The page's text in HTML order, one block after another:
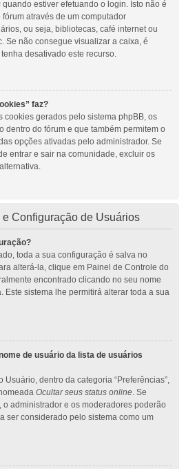
quando estiver efetuando o login. Isto não é
através de um computador
ou seja, bibliotecas, café internet ou
Se não consegue visualizar a caixa, é
desativado este recurso.
faz?
cookies gerados pelo sistema phpBB, os
dentro do fórum e que também permitem o
opções ativadas pelo administrador. Se
entrar e sair na comunidade, excluir os
Configuração de Usuários
toda a sua configuração é salva no
alterá-la, clique em Painel de Controle do
encontrado clicando no seu nome
Este sistema lhe permitirá alterar toda a sua
de usuário da lista de usuários
Usuário, dentro da categoria “Preferências”,
Ocultar seus status online. Se
administrador e os moderadores poderão
ser considerado pelo sistema como um